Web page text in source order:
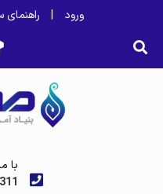
| ورود
با